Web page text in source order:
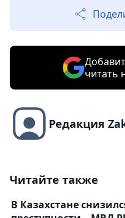
читать
Редакция
Читайте также
В Казахстане